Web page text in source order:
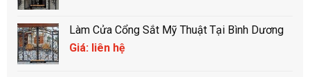
Làm Cửa Cổng Sắt Mỹ Thuật Tại Bình Dương
Giá: liên hệ